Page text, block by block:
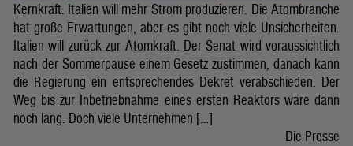
Kernkraft. Italien will mehr Strom produzieren. Die Atombranche
hat große Erwartungen, aber es gibt noch viele Unsicherheiten.
Italien will zurück zur Atomkraft. Der Senat wird voraussichtlich
nach der Sommerpause einem Gesetz zustimmen, danach kann
die Regierung ein entsprechendes Dekret verabschieden. Der
Weg bis zur Inbetriebnahme eines ersten Reaktors wäre dann
noch lang. Doch viele Unternehmen […]
Die Presse